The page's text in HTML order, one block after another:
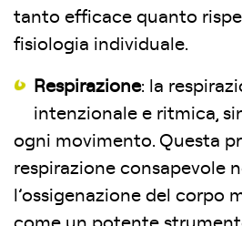
tanto efficace quanto
fisiologia individuale.
Respirazione: la
intenzionale e ritmica,
ogni movimento. Questa
respirazione consapevole
l’ossigenazione del corpo